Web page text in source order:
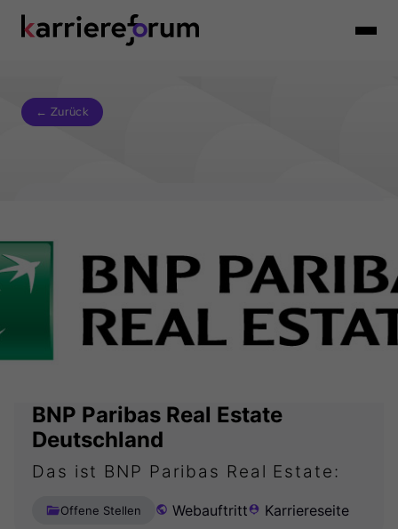
← Zurück
BNP Paribas Real Estate
Deutschland
Das ist BNP Paribas Real Estate:
Offene Stellen Webauftritt Karriereseite